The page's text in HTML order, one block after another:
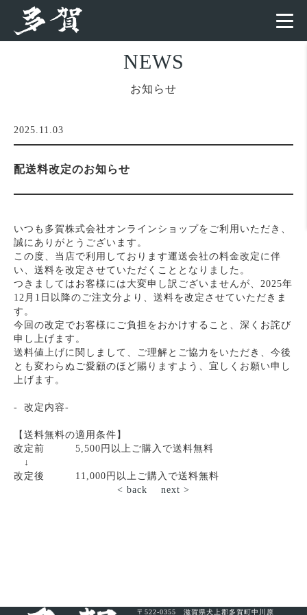
NEWS
お知らせ
2025.11.03
配送料改定のお知らせ
いつも多賀株式会社オンラインショップをご利用いただき、
誠にありがとうございます。
この度、当店で利用しております運送会社の料金改定に伴
い、送料を改定させていただくこととなりました。
つきましてはお客様には大変申し訳ございませんが、2025年
12月1日以降のご注文分より、送料を改定させていただきま
す。
今回の改定でお客様にご負担をおかけすること、深くお詫び
申し上げます。
送料値上げに関しまして、ご理解とご協力をいただき、今後
とも変わらぬご愛顧のほど賜りますよう、宜しくお願い申し
上げます。
- 改定内容-
【送料無料の適用条件】
改定前 5,500円以上ご購入で送料無料
↓
改定後 11,000円以上ご購入で送料無料
< back
next >
〒522-0355 滋賀県犬上郡多賀町中川原